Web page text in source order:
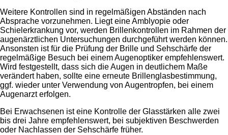
Weitere Kontrollen sind in regelmäßigen Abständen nach
Absprache vorzunehmen. Liegt eine Amblyopie oder
Schielerkrankung vor, werden Brillenkontrollen im Rahmen der
augenärztlichen Untersuchungen durchgeführt werden können.
Ansonsten ist für die Prüfung der Brille und Sehschärfe der
regelmäßige Besuch bei einem Augenoptiker empfehlenswert.
Wird festgestellt, dass sich die Augen in deutlichem Maße
verändert haben, sollte eine erneute Brillenglasbestimmung,
ggf. wieder unter Verwendung von Augentropfen, bei einem
Augenarzt erfolgen.
Bei Erwachsenen ist eine Kontrolle der Glasstärken alle zwei
bis drei Jahre empfehlenswert, bei subjektiven Beschwerden
oder Nachlassen der Sehschärfe früher.